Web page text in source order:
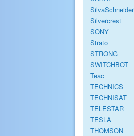
SilvaSchneider
Silvercrest
SONY
Strato
STRONG
SWITCHBOT
Teac
TECHNICS
TECHNISAT
TELESTAR
TESLA
THOMSON